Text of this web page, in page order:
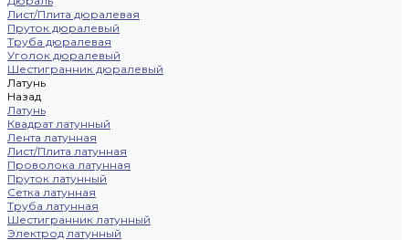
Лист/Плита дюралевая
Пруток дюралевый
Труба дюралевая
Уголок дюралевый
Шестигранник дюралевый
Латунь
Назад
Латунь
Квадрат латунный
Лента латунная
Лист/Плита латунная
Проволока латунная
Пруток латунный
Сетка латунная
Труба латунная
Шестигранник латунный
Электрод латунный